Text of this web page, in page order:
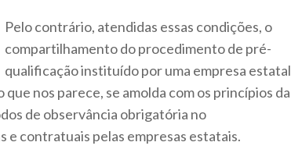
Pelo contrário, atendidas essas condições, o
compartilhamento do procedimento de pré-
qualificação instituído por uma empresa estatal
nos parece, se amolda com os princípios da
de observância obrigatória no
contratuais pelas empresas estatais.